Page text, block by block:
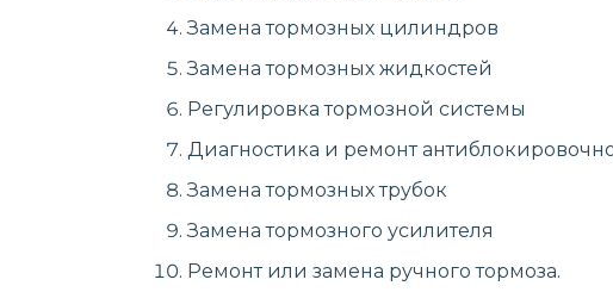
Замена тормозных цилиндров
Замена тормозных жидкостей
Регулировка тормозной системы
Диагностика и ремонт
Замена тормозных трубок
Замена тормозного усилителя
Ремонт или замена ручного тормоза.